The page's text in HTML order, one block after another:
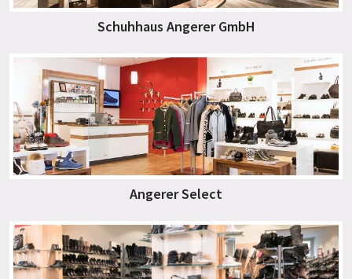
Schuhhaus Angerer GmbH
Angerer Select